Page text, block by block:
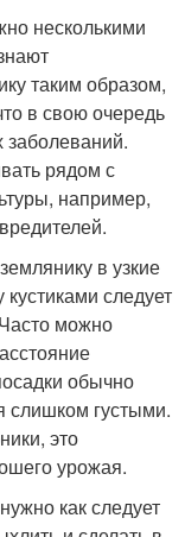
несколькими
таким образом,
в свою очередь
заболеваний.
рядом с
например,
в узкие
следует
можно
обычно
слишком густыми.
это
урожая.
как следует